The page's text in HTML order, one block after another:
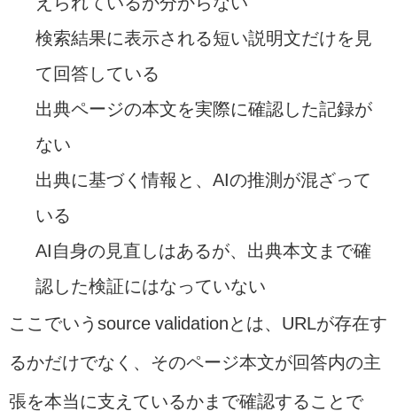
検索結果に表示される短い説明文だけを見
て回答している
出典ページの本文を実際に確認した記録が
ない
出典に基づく情報と、AIの推測が混ざって
いる
AI自身の見直しはあるが、出典本文まで確
認した検証にはなっていない
ここでいうsource validationとは、URLが存在す
るかだけでなく、そのページ本文が回答内の主
張を本当に支えているかまで確認することで